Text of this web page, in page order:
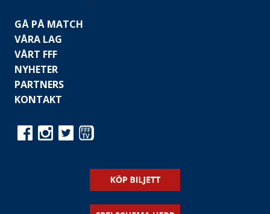
GÅ PÅ MATCH
VÅRA LAG
VÅRT FFF
NYHETER
PARTNERS
KONTAKT